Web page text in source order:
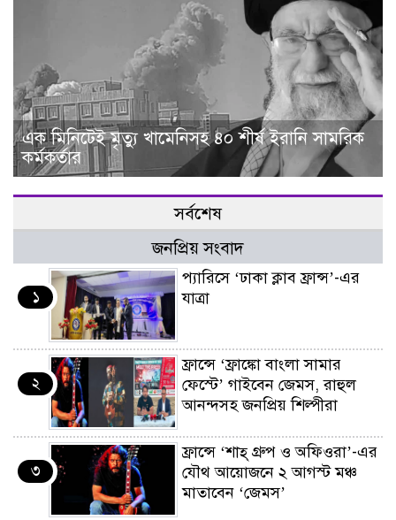
এক মিনিটেই মৃত্যু খামেনিসহ ৪০ শীর্ষ ইরানি সামরিক
কর্মকর্তার
সর্বশেষ
জনপ্রিয় সংবাদ
১
প্যারিসে ‘ঢাকা ক্লাব ফ্রান্স’-এর
যাত্রা
২
ফ্রান্সে ‘ফ্রাঙ্কো বাংলা সামার
ফেস্টে’ গাইবেন জেমস, রাহুল
আনন্দসহ জনপ্রিয় শিল্পীরা
৩
ফ্রান্সে ‘শাহ্ গ্রুপ ও অফিওরা’-এর
যৌথ আয়োজনে ২ আগস্ট মঞ্চ
মাতাবেন ‘জেমস’